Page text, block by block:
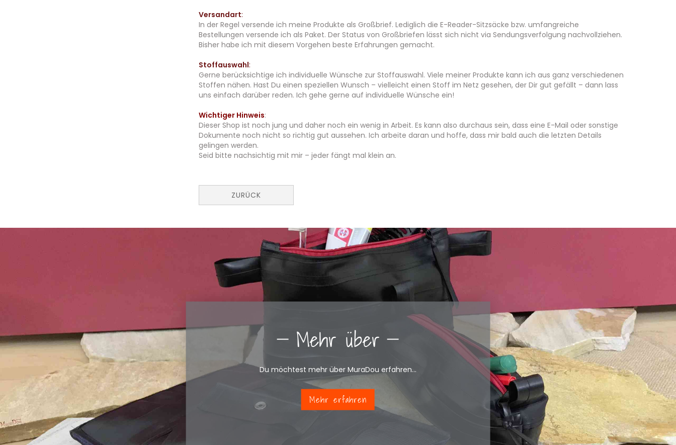
Versandart:
In der Regel versende ich meine Produkte als Großbrief. Lediglich die E-Reader-Sitzsäcke bzw. umfangreiche
Bestellungen versende ich als Paket. Der Status von Großbriefen lässt sich nicht via Sendungsverfolgung nachvollziehen.
Bisher habe ich mit diesem Vorgehen beste Erfahrungen gemacht.
Stoffauswahl:
Gerne berücksichtige ich individuelle Wünsche zur Stoffauswahl. Viele meiner Produkte kann ich aus ganz verschiedenen
Stoffen nähen. Hast Du einen speziellen Wunsch – vielleicht einen Stoff im Netz gesehen, der Dir gut gefällt – dann lass
uns einfach darüber reden. Ich gehe gerne auf individuelle Wünsche ein!
Wichtiger Hinweis:
Dieser Shop ist noch jung und daher noch ein wenig in Arbeit. Es kann also durchaus sein, dass eine E-Mail oder sonstige
Dokumente noch nicht so richtig gut aussehen. Ich arbeite daran und hoffe, dass mir bald auch die letzten Details
gelingen werden.
Seid bitte nachsichtig mit mir – jeder fängt mal klein an.
ZURÜCK
Mehr über
Du möchtest mehr über MuraDou erfahren...
Mehr erfahren